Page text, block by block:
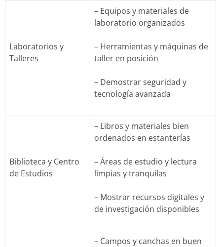
Laboratorios y
Talleres
– Equipos y materiales de
laboratorio organizados
– Herramientas y máquinas de
taller en posición
– Demostrar seguridad y
tecnología avanzada
Biblioteca y Centro
de Estudios
– Libros y materiales bien
ordenados en estanterías
– Áreas de estudio y lectura
limpias y tranquilas
– Mostrar recursos digitales y
de investigación disponibles
– Campos y canchas en buen